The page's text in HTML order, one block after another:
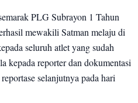
PLG Subrayon 1 Tahun
mewakili Satman melaju di
seluruh atlet yang sudah
kepada reporter dan dokumentasi
selanjutnya pada hari